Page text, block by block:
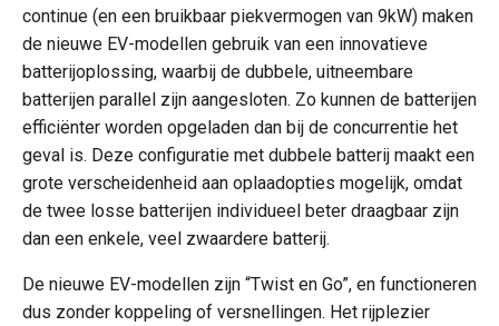
continue (en een bruikbaar piekvermogen van 9kW) maken
de nieuwe EV-modellen gebruik van een innovatieve
batterijoplossing, waarbij de dubbele, uitneembare
batterijen parallel zijn aangesloten. Zo kunnen de batterijen
efficiënter worden opgeladen dan bij de concurrentie het
geval is. Deze configuratie met dubbele batterij maakt een
grote verscheidenheid aan oplaadopties mogelijk, omdat
de twee losse batterijen individueel beter draagbaar zijn
dan een enkele, veel zwaardere batterij.
De nieuwe EV-modellen zijn “Twist en Go”, en functioneren
dus zonder koppeling of versnellingen. Het rijplezier